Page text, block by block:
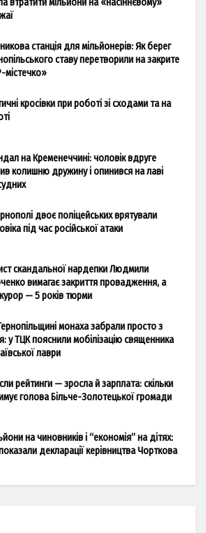
втратити мільйони на «насіннєвому»
станція для мільйонерів: Як берег
ставу перетворили на закрите
містечко»
кросівки при роботі зі сходами та на
на Кременеччині: чоловік вдруге
колишню дружину і опинився на лаві
двоє поліцейських врятували
під час російської атаки
скандальної нардепки Людмили
вимагає закриття провадження, а
— 5 років тюрми
монаха забрали просто з
у ТЦК пояснили мобілізацію священника
лаври
рейтинги — зросла й зарплата: скільки
голова Більче-Золотецької громади
на чиновників і “економія” на дітях:
декларації керівництва Чорткова